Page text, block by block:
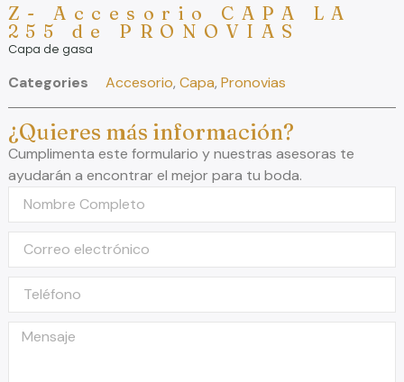
Z- Accesorio CAPA LA
255 de PRONOVIAS
Capa de gasa
Categories Accesorio, Capa, Pronovias
¿Quieres más información?
Cumplimenta este formulario y nuestras asesoras te
ayudarán a encontrar el mejor para tu boda.